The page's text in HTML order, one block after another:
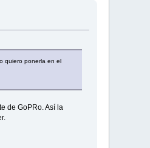
quiero ponerla en el
de GoPRo. Así la